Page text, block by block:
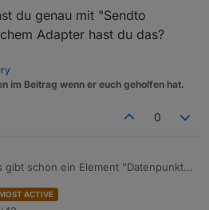
im Spoiler
du genau mit "Sendto
Adapter hast du das?
im Beitrag wenn er euch geholfen hat.
0
gibt schon ein Element "Datenpunkt
und Commonobject
Was meinst du genau mit "Sendto
ACTIVE